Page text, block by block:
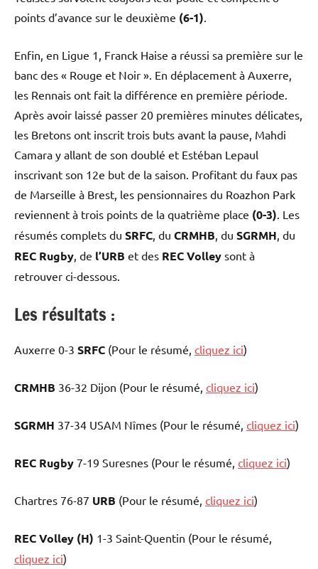
points d’avance sur le deuxième (6-1).
Enfin, en Ligue 1, Franck Haise a réussi sa première sur le
banc des « Rouge et Noir ». En déplacement à Auxerre,
les Rennais ont fait la différence en première période.
Après avoir laissé passer 20 premières minutes délicates,
les Bretons ont inscrit trois buts avant la pause, Mahdi
Camara y allant de son doublé et Estéban Lepaul
inscrivant son 12e but de la saison. Profitant du faux pas
de Marseille à Brest, les pensionnaires du Roazhon Park
reviennent à trois points de la quatrième place (0-3). Les
résumés complets du SRFC, du CRMHB, du SGRMH, du
REC Rugby, de l’URB et des REC Volley sont à
retrouver ci-dessous.
Les résultats :
Auxerre 0-3 SRFC (Pour le résumé, cliquez ici)
CRMHB 36-32 Dijon (Pour le résumé, cliquez ici)
SGRMH 37-34 USAM Nîmes (Pour le résumé, cliquez ici)
REC Rugby 7-19 Suresnes (Pour le résumé, cliquez ici)
Chartres 76-87 URB (Pour le résumé, cliquez ici)
REC Volley (H) 1-3 Saint-Quentin (Pour le résumé,
cliquez ici)